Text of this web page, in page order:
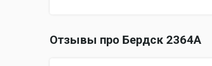
Отзывы про Бердск 2364A